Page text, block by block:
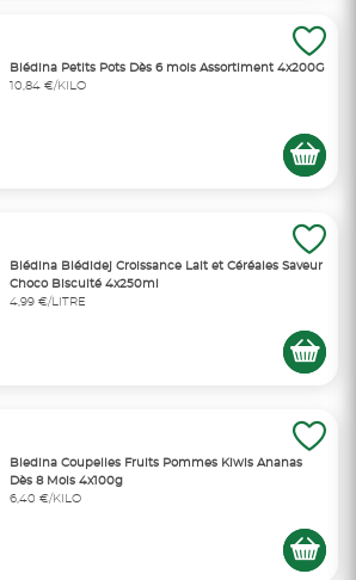
Blédina Petits Pots Dès 6 mois Assortiment 4x200G
10,84 €/KILO
Blédina Blédidej Croissance Lait et Céréales Saveur
Choco Biscuité 4x250ml
4,99 €/LITRE
Bledina Coupelles Fruits Pommes Kiwis Ananas
Dès 8 Mois 4x100g
6,40 €/KILO